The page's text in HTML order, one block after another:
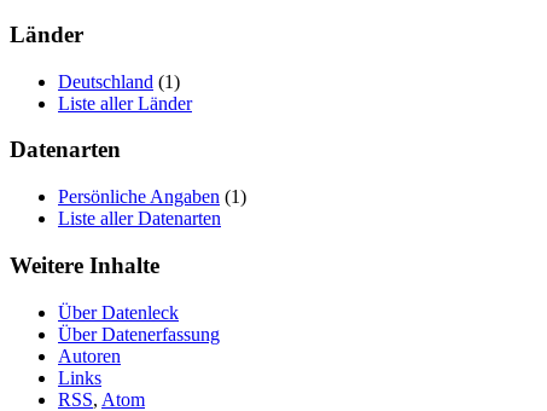
Länder
Deutschland (1)
Liste aller Länder
Datenarten
Persönliche Angaben (1)
Liste aller Datenarten
Weitere Inhalte
Über Datenleck
Über Datenerfassung
Autoren
Links
RSS, Atom